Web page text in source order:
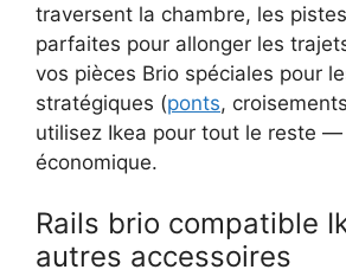
traversent la chambre, les
parfaites pour allonger les
vos pièces Brio spéciales pour
stratégiques (ponts,
utilisez Ikea pour tout le reste —
économique.
Rails brio compatible
autres accessoires